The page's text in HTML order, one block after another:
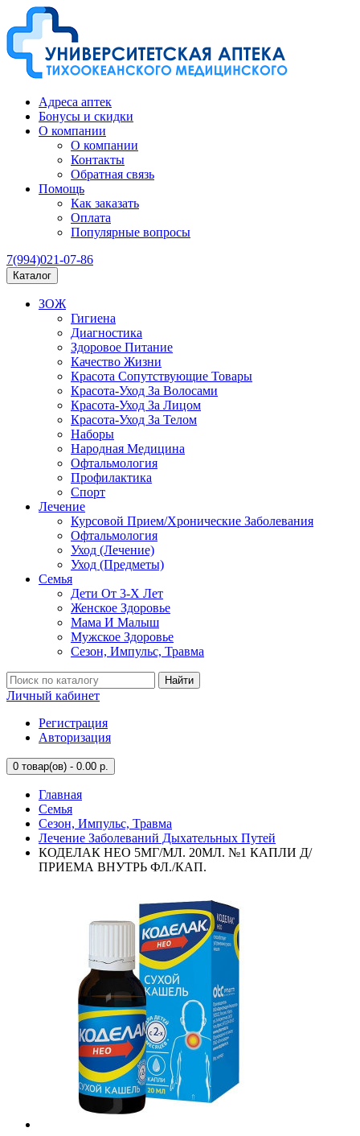
Адреса аптек
Бонусы и скидки
О компании
О компании
Контакты
Обратная связь
Помощь
Как заказать
Оплата
Популярные вопросы
7(994)021-07-86
Каталог
ЗОЖ
Гигиена
Диагностика
Здоровое Питание
Качество Жизни
Красота Сопутствующие Товары
Красота-Уход За Волосами
Красота-Уход За Лицом
Красота-Уход За Телом
Наборы
Народная Медицина
Офтальмология
Профилактика
Спорт
Лечение
Курсовой Прием/Хронические Заболевания
Офтальмология
Уход (Лечение)
Уход (Предметы)
Семья
Дети От 3-Х Лет
Женское Здоровье
Мама И Малыш
Мужское Здоровье
Сезон, Импульс, Травма
Найти
Личный кабинет
Регистрация
Авторизация
0 товар(ов) - 0.00 р.
Главная
Семья
Сезон, Импульс, Травма
Лечение Заболеваний Дыхательных Путей
КОДЕЛАК НЕО 5МГ/МЛ. 20МЛ. №1 КАПЛИ Д/
ПРИЕМА ВНУТРЬ ФЛ./КАП.